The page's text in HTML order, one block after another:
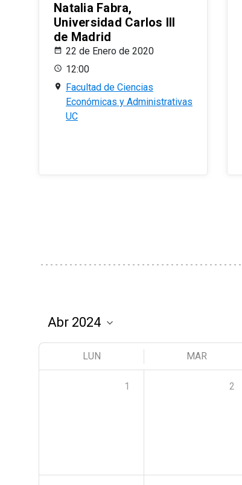
Natalia Fabra,
Universidad Carlos III
de Madrid
22 de Enero de 2020
12:00
Facultad de Ciencias
Económicas y Administrativas
UC
LUN MAR
1 2